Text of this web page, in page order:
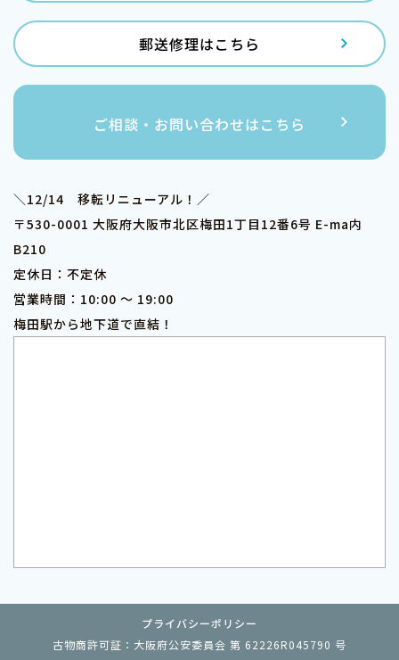
郵送修理はこちら
ご相談・お問い合わせはこちら
＼12/14 移転リニューアル！／
〒530-0001 大阪府大阪市北区梅田1丁目12番6号 E-ma内
B210
定休日：不定休
営業時間：10:00 ～ 19:00
梅田駅から地下道で直結！
プライバシーポリシー
古物商許可証：大阪府公安委員会 第 62226R045790 号